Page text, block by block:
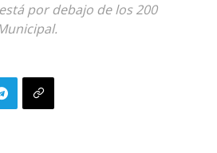
por debajo de los 200